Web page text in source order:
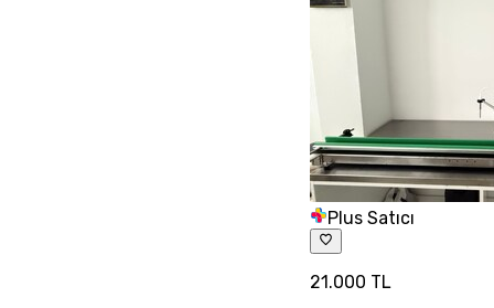
Plus Satıcı
21.000 TL